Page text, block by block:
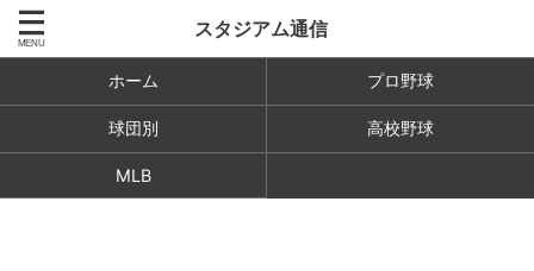
スタジアム通信
ホーム プロ野球
球団別 高校野球
MLB